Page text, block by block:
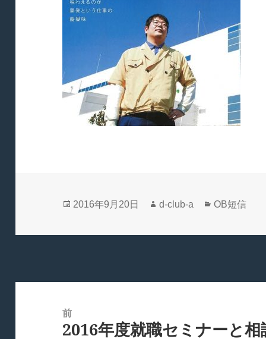
投
2016年9月20日
作
d-club-a
カ
OB短信
前
前
2016年度就職セミナーと